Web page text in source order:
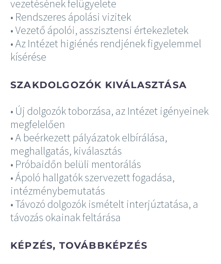
vezetésének felügyelete
• Rendszeres ápolási vizitek
• Vezető ápolói, asszisztensi értekezletek
• Az Intézet higiénés rendjének figyelemmel
kísérése
SZAKDOLGOZÓK KIVÁLASZTÁSA
• Új dolgozók toborzása, az Intézet igényeinek
megfelelően
• A beérkezett pályázatok elbírálása,
meghallgatás, kiválasztás
• Próbaidőn belüli mentorálás
• Ápoló hallgatók szervezett fogadása,
intézménybemutatás
• Távozó dolgozók ismételt interjúztatása, a
távozás okainak feltárása
KÉPZÉS, TOVÁBBKÉPZÉS